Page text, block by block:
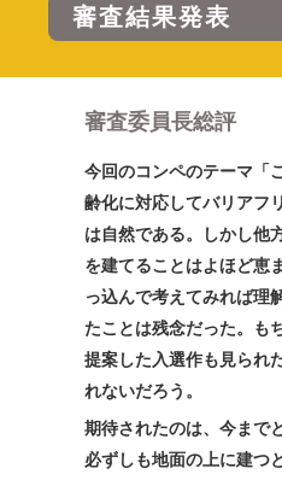
審査結果発表
審査委員長総評
今回のコンペのテーマ「
齢化に対応してバリアフ
は自然である。しかし他
を建てることはよほど恵
っ込んで考えてみれば理
たことは残念だった。も
提案した入選作も見られ
れないだろう。
期待されたのは、今まで
必ずしも地面の上に建つ